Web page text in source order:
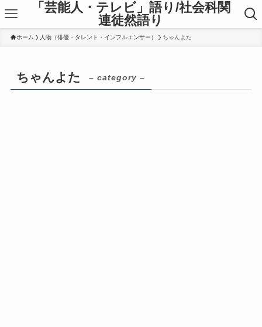
「芸能人・テレビ」語り/社会科関
連徒然語り
ホーム 人物（俳優・タレント・インフルエンサー） ちゃんよた
ちゃんよた – category –